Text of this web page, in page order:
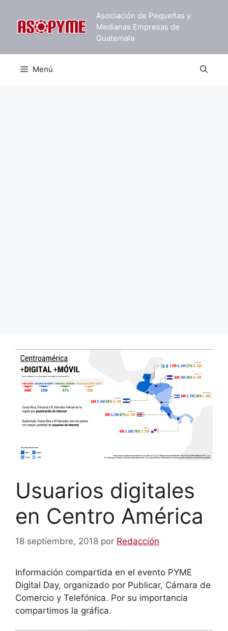
contenido
Asociación de Pequeñas y
Medianas Empresas de
Guatemala
Menú
Usuarios digitales
en Centro América
18 septiembre, 2018 por Redacción
Información compartida en el evento PYME
Digital Day, organizado por Publicar, Cámara de
Comercio y Telefónica. Por su importancia
compartimos la gráfica.